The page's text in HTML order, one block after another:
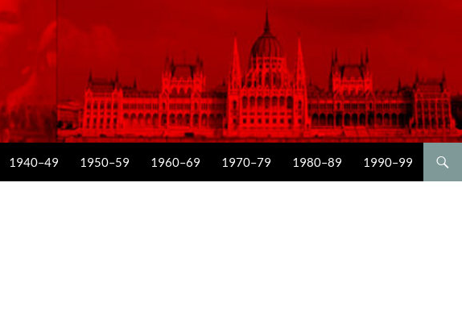
1940–49 1950–59 1960–69 1970–79 1980–89 1990–99